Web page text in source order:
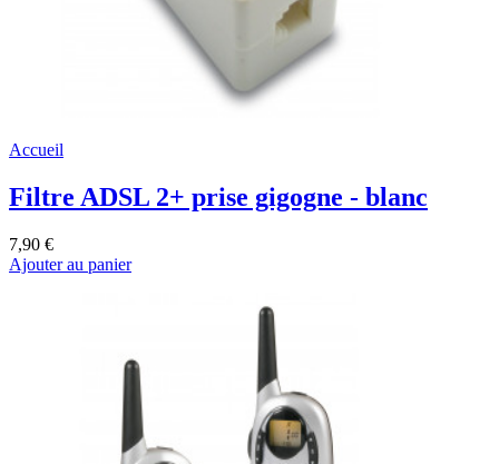
Accueil
Filtre ADSL 2+ prise gigogne - blanc
7,90 €
Ajouter au panier